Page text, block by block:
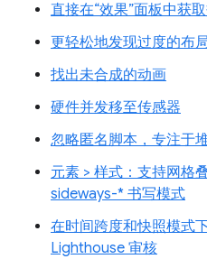
直接在“效果”面板中获
更轻松地发现过度的布
找出未合成的动画
硬件并发移至传感器
忽略匿名脚本，专注于
元素 > 样式：支持网格
sideways-* 书写模式
在时间跨度和快照模式
Lighthouse 审核